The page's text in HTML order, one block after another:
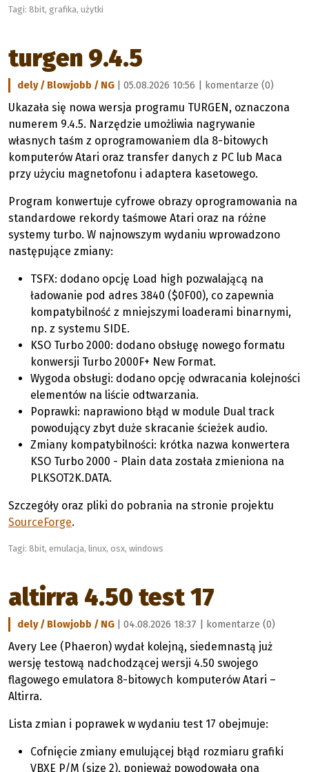
Tagi: 8bit, grafika, użytki
turgen 9.4.5
dely / Blowjobb / NG | 05.08.2026 10:56 | komentarze (0)
Ukazała się nowa wersja programu TURGEN, oznaczona
numerem 9.4.5. Narzędzie umożliwia nagrywanie
własnych taśm z oprogramowaniem dla 8-bitowych
komputerów Atari oraz transfer danych z PC lub Maca
przy użyciu magnetofonu i adaptera kasetowego.
Program konwertuje cyfrowe obrazy oprogramowania na
standardowe rekordy taśmowe Atari oraz na różne
systemy turbo. W najnowszym wydaniu wprowadzono
następujące zmiany:
TSFX: dodano opcję Load high pozwalającą na
ładowanie pod adres 3840 ($0F00), co zapewnia
kompatybilność z mniejszymi loaderami binarnymi,
np. z systemu SIDE.
KSO Turbo 2000: dodano obsługę nowego formatu
konwersji Turbo 2000F+ New Format.
Wygoda obsługi: dodano opcję odwracania kolejności
elementów na liście odtwarzania.
Poprawki: naprawiono błąd w module Dual track
powodujący zbyt duże skracanie ścieżek audio.
Zmiany kompatybilności: krótka nazwa konwertera
KSO Turbo 2000 - Plain data została zmieniona na
PLKSOT2K.DATA.
Szczegóły oraz pliki do pobrania na stronie projektu
SourceForge.
Tagi: 8bit, emulacja, linux, osx, windows
altirra 4.50 test 17
dely / Blowjobb / NG | 04.08.2026 18:37 | komentarze (0)
Avery Lee (Phaeron) wydał kolejną, siedemnastą już
wersję testową nadchodzącej wersji 4.50 swojego
flagowego emulatora 8-bitowych komputerów Atari –
Altirra.
Lista zmian i poprawek w wydaniu test 17 obejmuje:
Cofnięcie zmiany emulującej błąd rozmiaru grafiki
VBXE P/M (size 2), ponieważ powodowała ona